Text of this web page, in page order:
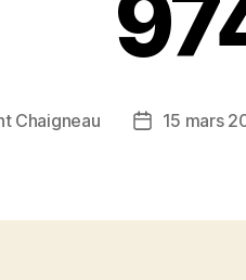
Chaigneau
Date15 mars